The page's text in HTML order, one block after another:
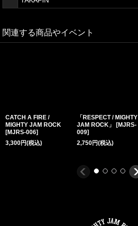
関連する商品やイベント
CATCH A FIRE /
MIGHTY JAM ROCK
[MJRS-006]
3,300円(税込)
「RESPECT / MIGHTY
JAM ROCK」
[MJRS-
009]
2,750円(税込)